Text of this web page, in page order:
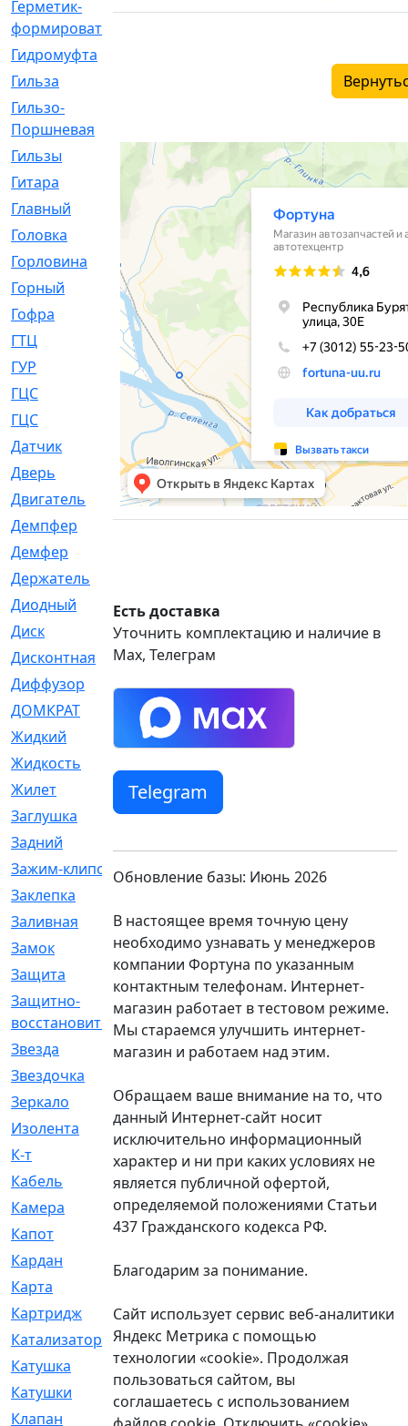
Герметик-
формирователь
[3]
Гидромуфта
Гильза
Гильзо-
Поршневая
Гильзы
[259]
Гитара
[7]
Главный
[29]
Головка
[28]
Горловина
[14]
Горный
[1]
Гофра
[86]
ГТЦ
[96]
ГУР
[34]
ГЦC
[6]
ГЦС
[74]
Датчик
Дверь
[249]
Двигатель
[64]
Демпфер
[2]
Демфер
Держатель
Диодный
[3]
Диск
[418]
Дисконтная
[1]
Диффузор
[1]
ДОМКРАТ
[1]
Жидкий
[5]
Жидкость
Жилет
[1]
Заглушка
[21]
Задний
Зажим-клипса
[1]
Заклепка
Заливная
[4]
Замок
[12]
Защита
[79]
Защитно-
восстановительный
[4]
Звезда
[1]
Звездочка
Зеркало
[369]
Изолента
[1]
К-т
[13]
Кабель
[50]
Камера
[4]
Капот
[144]
Кардан
Карта
Картридж
[250]
Катализатор
[1]
Катушка
[2]
Катушки
Клапан
[375]
Есть доставка
Уточнить комплектацию и наличие в
Max, Телеграм
Telegram
Обновление базы: Июнь 2026
В настоящее время точную цену
необходимо узнавать у менеджеров
компании Фортуна по указанным
контактным телефонам. Интернет-
магазин работает в тестовом режиме.
Мы стараемся улучшить интернет-
магазин и работаем над этим.
Обращаем ваше внимание на то, что
данный Интернет-сайт носит
исключительно информационный
характер и ни при каких условиях не
является публичной офертой,
определяемой положениями Статьи
437 Гражданского кодекса РФ.
Благодарим за понимание.
Сайт использует сервис веб-аналитики
Яндекс Метрика с помощью
технологии «cookie». Продолжая
пользоваться сайтом, вы
соглашаетесь с использованием